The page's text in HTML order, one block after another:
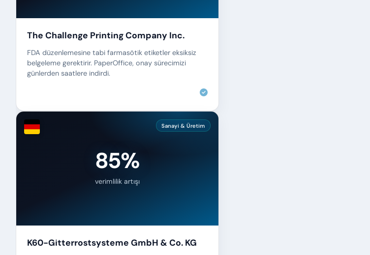
The Challenge Printing Company Inc.
FDA düzenlemesine tabi farmasötik etiketler eksiksiz
belgeleme gerektirir. PaperOffice, onay sürecimizi
günlerden saatlere indirdi.
Sanayi & Üretim
85%
verimlilik artışı
K60-Gitterrostsysteme GmbH & Co. KG